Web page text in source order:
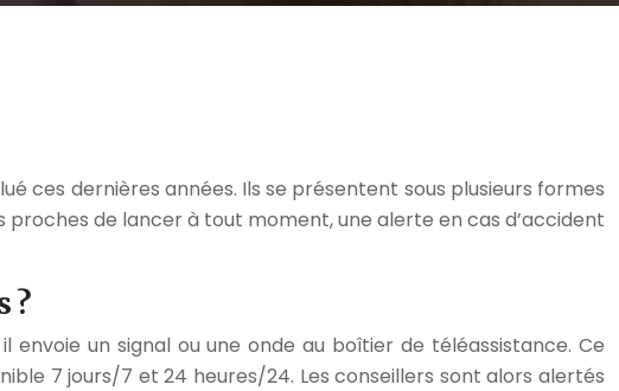
ces dernières années. Ils se présentent sous plusieurs formes
de lancer à tout moment, une alerte en cas d’accident
?
un signal ou une onde au boîtier de téléassistance. Ce
7 jours/7 et 24 heures/24. Les conseillers sont alors alertés